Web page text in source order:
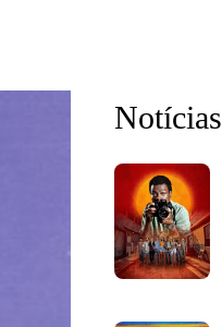
Notícias